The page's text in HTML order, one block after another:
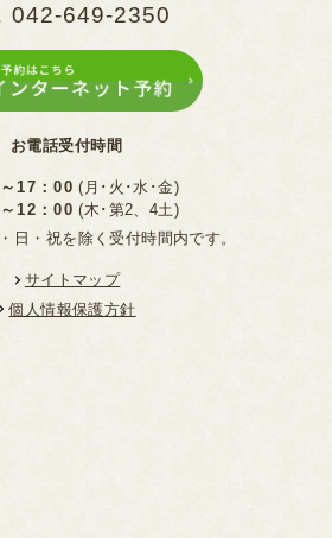
042-649-2350
お電話受付時間
17：00 (月･火･水･金)
12：00 (木･第2、4土)
日・祝を除く受付時間内です。
サイトマップ
個人情報保護方針